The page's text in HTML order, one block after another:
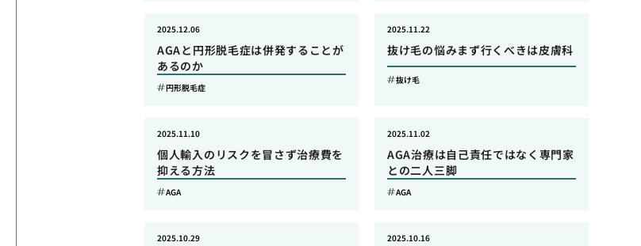
AGAと円形脱毛症は併発することが
あるのか
2025.12.06
円形脱毛症
抜け毛の悩みまず行くべきは皮膚科
2025.11.22
抜け毛
個人輸入のリスクを冒さず治療費を
抑える方法
2025.11.10
AGA
AGA治療は自己責任ではなく専門家
との二人三脚
2025.11.02
AGA
2025.10.29 2025.10.16